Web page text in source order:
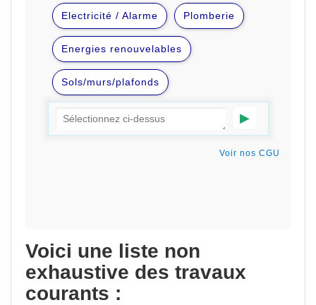
Voici une liste non
exhaustive des travaux
courants :